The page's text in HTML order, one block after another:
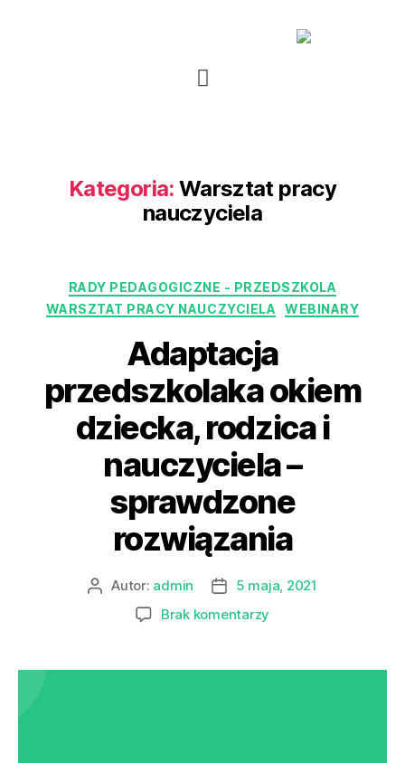
Kategoria: Warsztat pracy
nauczyciela
RADY PEDAGOGICZNE - PRZEDSZKOLA
WARSZTAT PRACY NAUCZYCIELA
WEBINARY
Adaptacja
przedszkolaka okiem
dziecka, rodzica i
nauczyciela –
sprawdzone
rozwiązania
Autor: admin
5 maja, 2021
Brak komentarzy